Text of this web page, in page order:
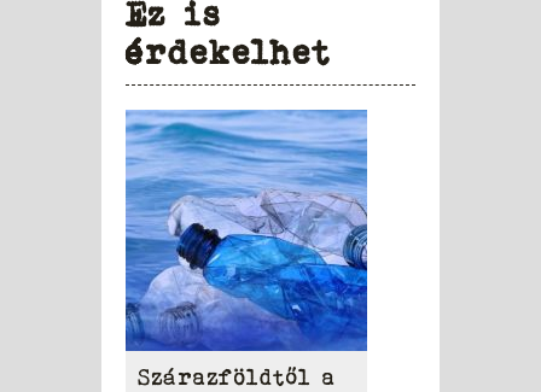
Ez is
érdekelhet
Szárazföldtől a